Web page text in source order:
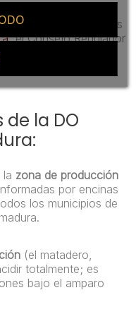
las piezas amparadas
, el Consejo Regulador
de Extremadura
todo el proceso de
de la DO
la zona de producción
por encinas
los municipios de
(el matadero,
totalmente; es
bajo el amparo